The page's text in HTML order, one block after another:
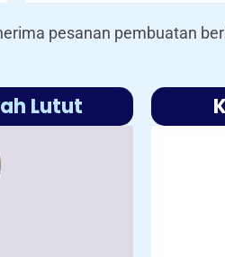
pesanan pembuatan
Lutut